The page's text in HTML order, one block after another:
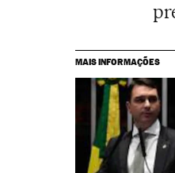
MAIS INFORMAÇÕES